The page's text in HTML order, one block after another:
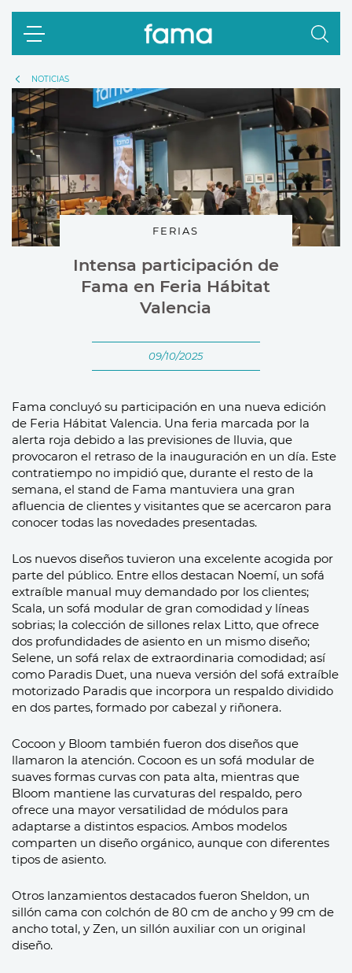
NOTICIAS
FERIAS
Intensa participación de
Fama en Feria Hábitat
Valencia
09/10/2025
Fama concluyó su participación en una nueva edición
de Feria Hábitat Valencia. Una feria marcada por la
alerta roja debido a las previsiones de lluvia, que
provocaron el retraso de la inauguración en un día. Este
contratiempo no impidió que, durante el resto de la
semana, el stand de Fama mantuviera una gran
afluencia de clientes y visitantes que se acercaron para
conocer todas las novedades presentadas.
Los nuevos diseños tuvieron una excelente acogida por
parte del público. Entre ellos destacan Noemí, un sofá
extraíble manual muy demandado por los clientes;
Scala, un sofá modular de gran comodidad y líneas
sobrias; la colección de sillones relax Litto, que ofrece
dos profundidades de asiento en un mismo diseño;
Selene, un sofá relax de extraordinaria comodidad; así
como Paradis Duet, una nueva versión del sofá extraíble
motorizado Paradis que incorpora un respaldo dividido
en dos partes, formado por cabezal y riñonera.
Cocoon y Bloom también fueron dos diseños que
llamaron la atención. Cocoon es un sofá modular de
suaves formas curvas con pata alta, mientras que
Bloom mantiene las curvaturas del respaldo, pero
ofrece una mayor versatilidad de módulos para
adaptarse a distintos espacios. Ambos modelos
comparten un diseño orgánico, aunque con diferentes
tipos de asiento.
Otros lanzamientos destacados fueron Sheldon, un
sillón cama con colchón de 80 cm de ancho y 99 cm de
ancho total, y Zen, un sillón auxiliar con un original
diseño.